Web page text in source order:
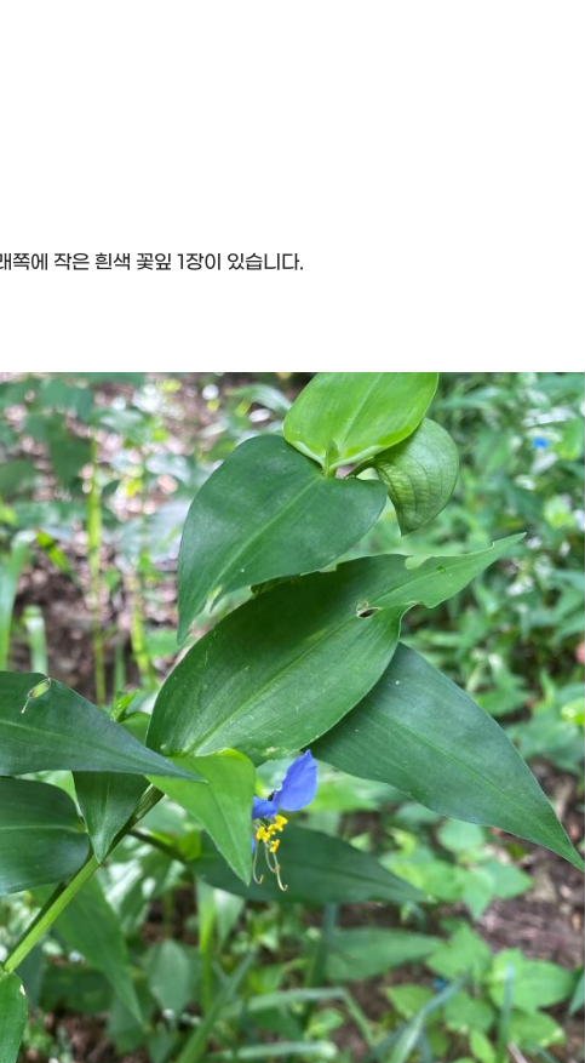
에 작은 흰색 꽃잎 1장이 있습니다.